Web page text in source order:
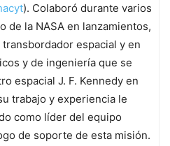
). Colaboró durante varios
de la NASA en lanzamientos,
espacial y en
y de ingeniería que se
espacial J. F. Kennedy en
trabajo y experiencia le
como líder del equipo
de soporte de esta misión.